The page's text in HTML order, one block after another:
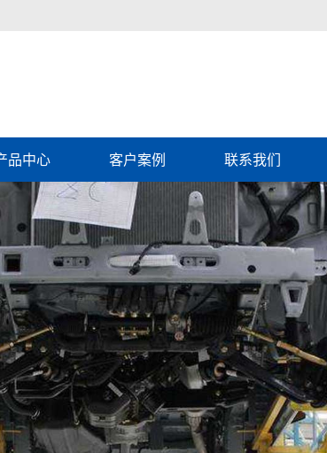
品中心 客户案例 联系我们